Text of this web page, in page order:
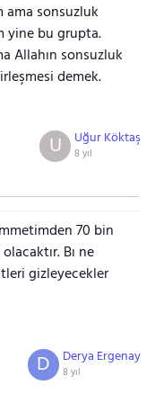
ama sonsuzluk
yine bu grupta.
Allahın sonsuzluk
demek.
Uğur Köktaş
8 yıl
U
70 bin
Bı ne
gizleyecekler
Derya Ergenay
8 yıl
D